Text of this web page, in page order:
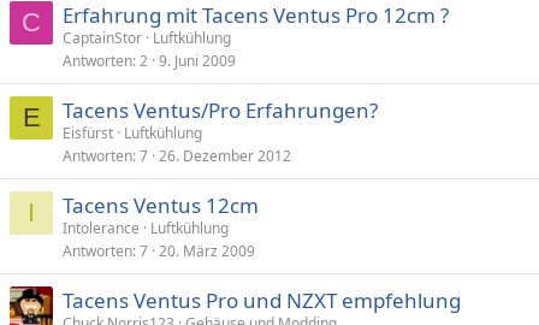
C Erfahrung mit Tacens Ventus Pro 12cm ?
CaptainStor Luftkühlung
Antworten 2 9. Juni 2009
E Tacens Ventus/Pro Erfahrungen?
Eisfürst Luftkühlung
Antworten 7 26. Dezember 2012
I Tacens Ventus 12cm
Intolerance
Luftkühlung
Antworten 7 20. März 2009
Tacens Ventus Pro und NZXT empfehlung